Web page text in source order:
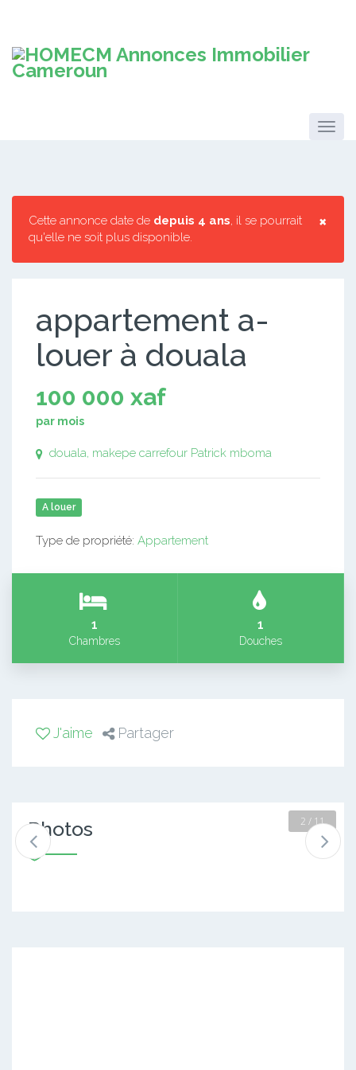
×
Cette annonce date de depuis 4 ans, il se pourrait
qu'elle ne soit plus disponible.
appartement a-
louer à douala
100 000 xaf
par mois
douala, makepe carrefour Patrick mboma
A louer
Type de propriété: Appartement
1
Chambres
1
Douches
J'aime Partager
Photos 2 / 11